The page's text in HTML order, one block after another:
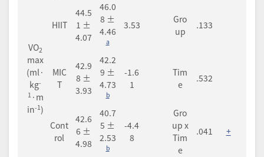
VO2
max
(ml·
kg-
1 ·m
in-1)
HIIT
44.5
1 ±
4.07
46.0
8 ±
4.46
a
3.53
Gro
up
.133
MIC
T
42.9
8 ±
3.93
42.2
9 ±
4.73
b
-1.6
1
Tim
e
.532
Cont
rol
42.6
6 ±
4.98
40.7
5 ±
2.53
b
-4.4
8
Gro
up x
Tim
e
.041 +